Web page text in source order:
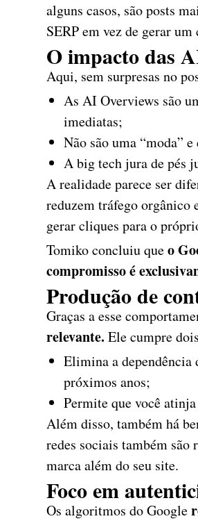
alguns casos, são posts
SERP em vez de gerar
O impacto das
Aqui, sem surpresas no
As AI Overviews são
imediatas;
Não são uma “moda”
A big tech jura de pés
A realidade parece ser
reduzem tráfego orgânico
gerar cliques para o
Tomiko concluiu queo
compromisso é
Produção de
Graças a esse
relevante.Ele cumpre
Elimina a dependência
próximos anos;
Permite que você
Além disso, também há
redes sociais também são
marca além do seu site.
Foco em
Os algoritmos do Google